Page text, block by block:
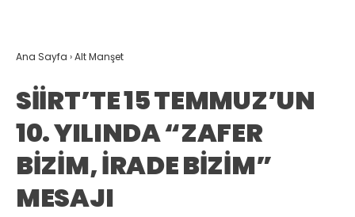
Ana Sayfa ›Alt Manşet
SİİRT’TE 15 TEMMUZ’UN
10. YILINDA “ZAFER
BİZİM, İRADE BİZİM”
MESAJI